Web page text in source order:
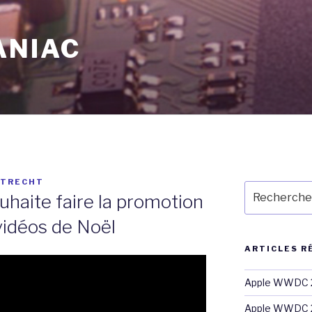
faire la promotion
de Noël
pour
:
ARTICLES
Apple WWDC
Apple WWDC